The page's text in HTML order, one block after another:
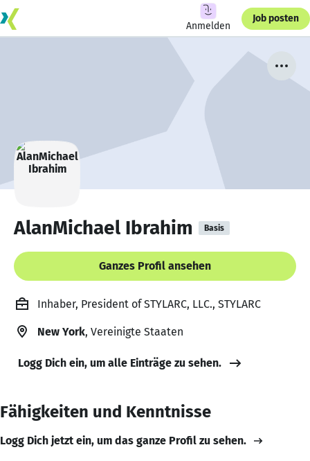
Anmelden
Job posten
AlanMichael Ibrahim Basis
Ganzes Profil ansehen
Inhaber, President of STYLARC, LLC., STYLARC
New York, Vereinigte Staaten
Logg Dich ein, um alle Einträge zu sehen.
Fähigkeiten und Kenntnisse
Logg Dich jetzt ein, um das ganze Profil zu sehen.